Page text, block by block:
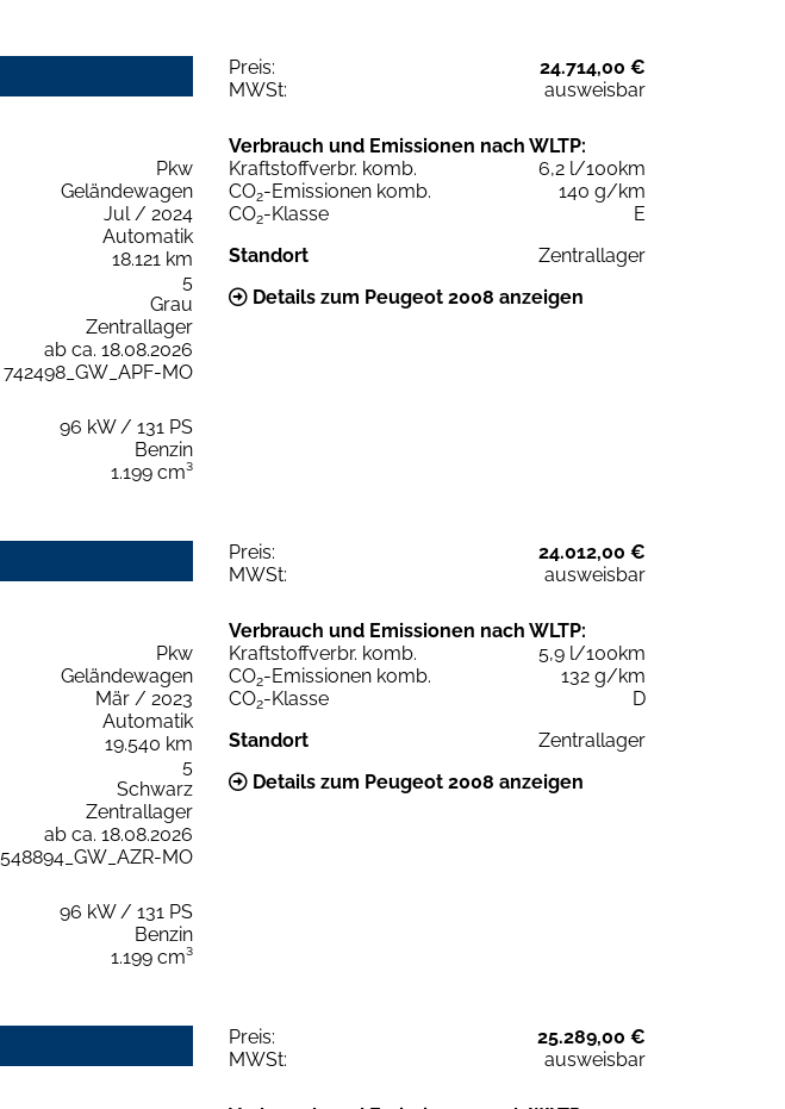
Preis:
24.714,00 €
MWSt:
ausweisbar
Pkw
Geländewagen
Jul / 2024
Automatik
18.121 km
5
Grau
Zentrallager
ab ca. 18.08.2026
742498_GW_APF-MO
96 kW / 131 PS
Benzin
1.199 cm³
Verbrauch und Emissionen nach WLTP:
Kraftstoffverbr. komb.
6,2 l/100km
CO2-Emissionen komb.
140 g/km
CO2-Klasse
E
Standort
Zentrallager
Details zum Peugeot 2008 anzeigen
Preis:
24.012,00 €
MWSt:
ausweisbar
Pkw
Geländewagen
Mär / 2023
Automatik
19.540 km
5
Schwarz
Zentrallager
ab ca. 18.08.2026
548894_GW_AZR-MO
96 kW / 131 PS
Benzin
1.199 cm³
Verbrauch und Emissionen nach WLTP:
Kraftstoffverbr. komb.
5,9 l/100km
CO2-Emissionen komb.
132 g/km
CO2-Klasse
D
Standort
Zentrallager
Details zum Peugeot 2008 anzeigen
Preis:
25.289,00 €
MWSt:
ausweisbar